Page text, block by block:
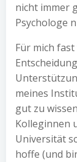
nicht immer
Psychologe
Für mich
meines
gut zu
Kolleginnen
Universität
hoffe (und